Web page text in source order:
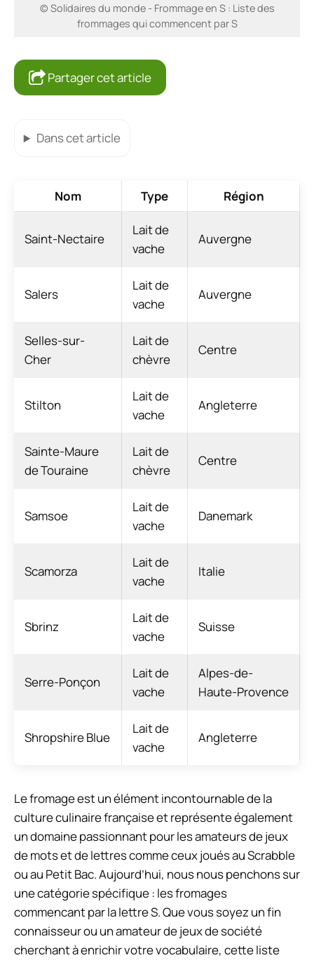
© Solidaires du monde - Frommage en S : Liste des
frommages qui commencent par S
Partager cet article
Dans cet article
Nom Type Région
Saint-Nectaire
Lait de
vache
Auvergne
Salers
Lait de
vache
Auvergne
Selles-sur-
Cher
Lait de
chèvre
Centre
Stilton
Lait de
vache
Angleterre
Sainte-Maure
de Touraine
Lait de
chèvre
Centre
Samsoe
Lait de
vache
Danemark
Scamorza
Lait de
vache
Italie
Sbrinz
Lait de
vache
Suisse
Serre-Ponçon
Lait de
vache
Alpes-de-
Haute-Provence
Shropshire Blue
Lait de
vache
Angleterre
Le fromage est un élément incontournable de la
culture culinaire française et représente également
un domaine passionnant pour les amateurs de jeux
de mots et de lettres comme ceux joués au Scrabble
ou au Petit Bac. Aujourd’hui, nous nous penchons sur
une catégorie spécifique : les fromages
commencant par la lettre S. Que vous soyez un fin
connaisseur ou un amateur de jeux de société
cherchant à enrichir votre vocabulaire, cette liste